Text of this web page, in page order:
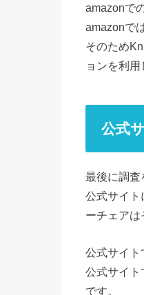
amazonで
amazonで
そのため
ョンを利
公式
最後に調査
公式サイト
ーチェアは
公式サイト
公式サイト
です。